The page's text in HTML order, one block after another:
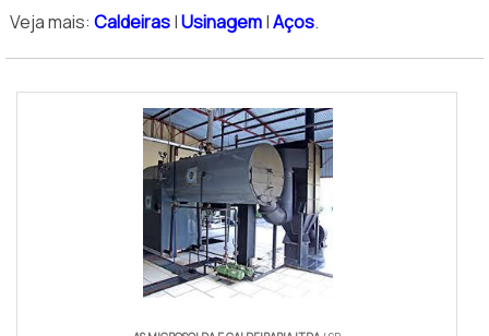
Veja mais: Caldeiras|Usinagem|Aços.